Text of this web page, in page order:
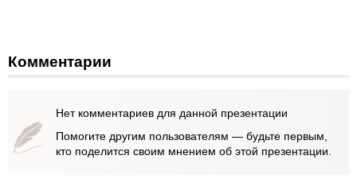
Комментарии
Нет комментариев для данной презентации
Помогите другим пользователям — будьте первым,
кто поделится своим мнением об этой презентации.